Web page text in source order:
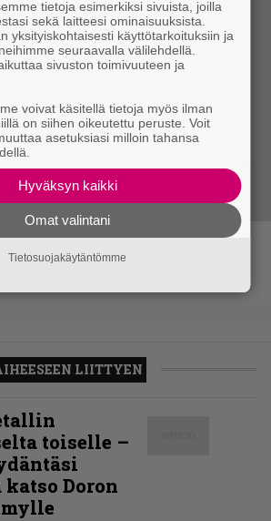
keikkatunnelmiin
LIITTYEN
toiselle –
Doron
tietoja esimerkiksi sivuista, joilla
sekä laitteesi ominaisuuksista.
yksityiskohtaisesti käyttötarkoituksiin ja
seuraavalla välilehdellä.
sivuston toimivuuteen ja
voivat käsitellä tietoja myös ilman
on siihen oikeutettu peruste. Voit
asetuksiasi milloin tahansa
Hyväksyn kaikki
Omat valintani
Tietosuojakäytäntömme